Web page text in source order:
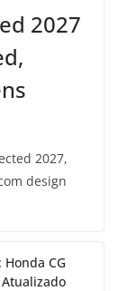
2027
2027,
design
CG